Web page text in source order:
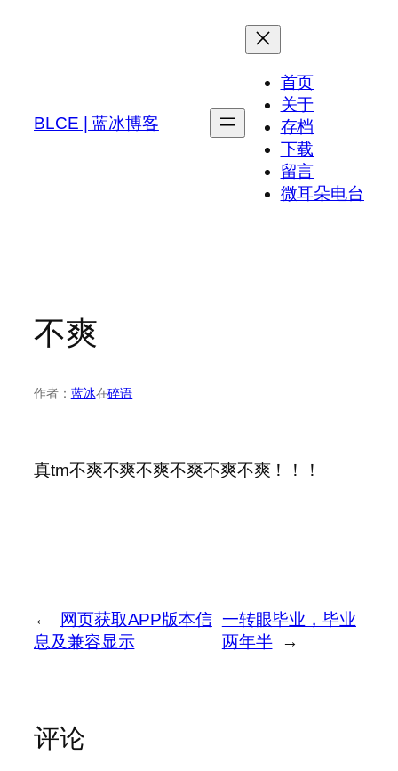
BLCE | 蓝冰博客
首页
关于
存档
下载
留言
微耳朵电台
不爽
作者： 蓝冰在碎语
真tm不爽不爽不爽不爽不爽不爽！！！
←
网页获取APP版本信
息及兼容显示
一转眼毕业，毕业
两年半
→
评论